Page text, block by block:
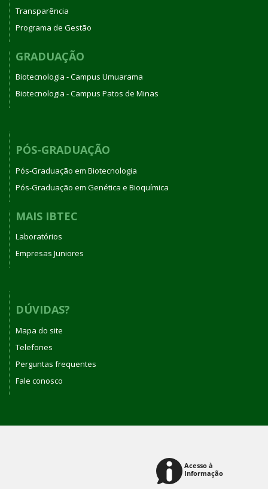
Transparência
Programa de Gestão
GRADUAÇÃO
Biotecnologia - Campus Umuarama
Biotecnologia - Campus Patos de Minas
PÓS-GRADUAÇÃO
Pós-Graduação em Biotecnologia
Pós-Graduação em Genética e Bioquímica
MAIS IBTEC
Laboratórios
Empresas Juniores
DÚVIDAS?
Mapa do site
Telefones
Perguntas frequentes
Fale conosco